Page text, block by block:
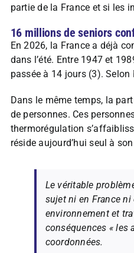
partie de la France et si les
16 millions de seniors
En 2026, la France a déjà
dans l’été. Entre 1947 et
passée à 14 jours (3).
Dans le même temps, la
de personnes. Ces
thermorégulation
réside aujourd’hui seul à
Le véritable
sujet ni en France ni
environnement et
conséquences « les
coordonnées.